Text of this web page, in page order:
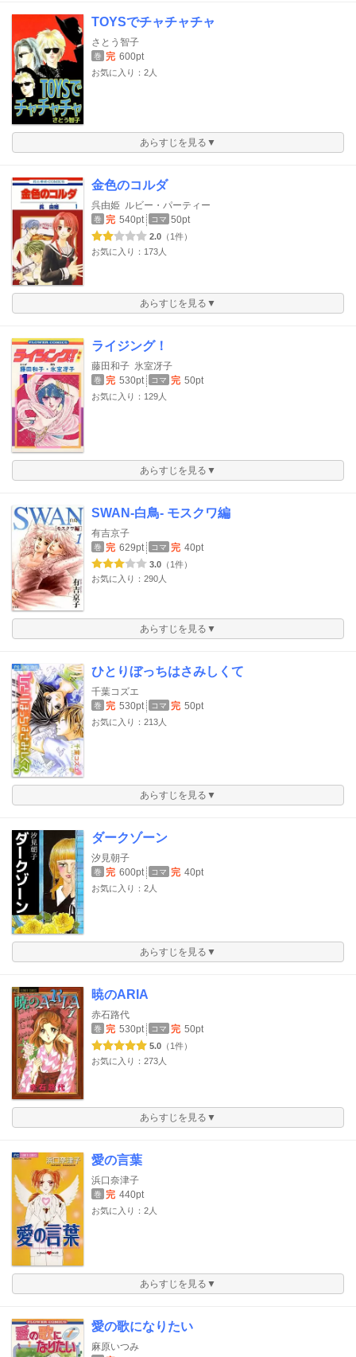
TOYSでチャチャチャ
さとう智子
巻 完 600pt
お気に入り：2人
あらすじを見る▼
金色のコルダ
呉由姫 ルビー・パーティー
巻 完 540pt コマ 50pt
2.0 （1件）
お気に入り：173人
あらすじを見る▼
ライジング！
藤田和子 氷室冴子
巻 完 530pt コマ 完 50pt
お気に入り：129人
あらすじを見る▼
SWAN-白鳥- モスクワ編
有吉京子
巻 完 629pt コマ 完 40pt
3.0 （1件）
お気に入り：290人
あらすじを見る▼
ひとりぼっちはさみしくて
千葉コズエ
巻 完 530pt コマ 完 50pt
お気に入り：213人
あらすじを見る▼
ダークゾーン
汐見朝子
巻 完 600pt コマ 完 40pt
お気に入り：2人
あらすじを見る▼
暁のARIA
赤石路代
巻 完 530pt コマ 完 50pt
5.0 （1件）
お気に入り：273人
あらすじを見る▼
愛の言葉
浜口奈津子
巻 完 440pt
お気に入り：2人
あらすじを見る▼
愛の歌になりたい
麻原いつみ